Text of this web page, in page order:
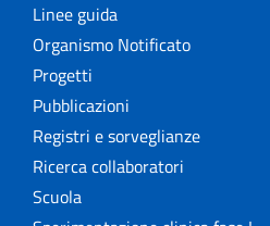
Linee guida
Organismo Notificato
Progetti
Pubblicazioni
Registri e sorveglianze
Ricerca collaboratori
Scuola